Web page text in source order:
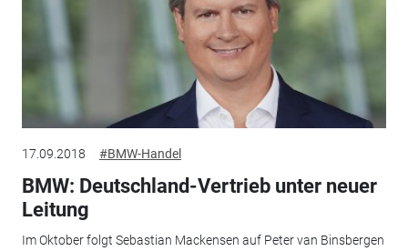
17.09.2018 #BMW-Handel
BMW: Deutschland-Vertrieb unter neuer
Leitung
Im Oktober folgt Sebastian Mackensen auf Peter van Binsbergen